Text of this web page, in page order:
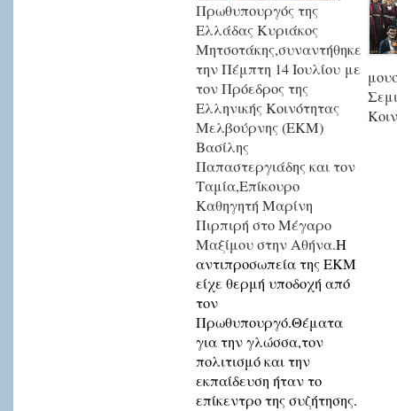
Πρωθυπουργός της
Ελλάδας Κυριάκος
Μητσοτάκης,συναντήθηκε
την Πέμπτη 14 Ιουλίου με
τον Πρόεδρος της
Ελληνικής Κοινότητας
Μελβούρνης (ΕΚΜ)
Βασίλης
Παπαστεργιάδης και τον
Ταμία,Επίκουρο
Καθηγητή Μαρίνη
Πιρπιρή στο Μέγαρο
Μαξίμου στην Αθήνα.Η
αντιπροσωπεία της ΕΚΜ
είχε θερμή υποδοχή από
τον
Πρωθυπουργό.Θέματα
για την γλώσσα,τον
πολιτισμό και την
εκπαίδευση ήταν το
επίκεντρο της συζήτησης.